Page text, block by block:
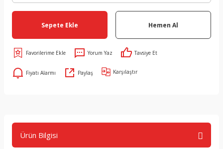
Sepete Ekle Hemen Al
Yorum Yaz Tavsiye Et
Fiyatı Alarmı Paylaş Karşılaştır
Ürün Bilgisi